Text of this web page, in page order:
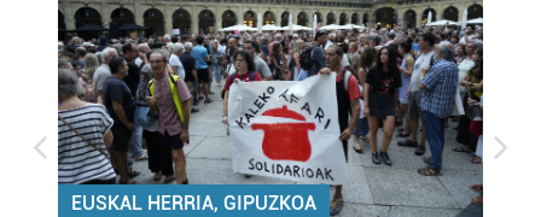
EUSKAL HERRIA, GIPUZKOA